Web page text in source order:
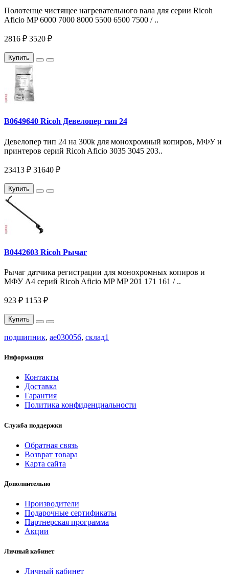
Полотенце чистящее нагревательного вала для серии Ricoh
Aficio MP 6000 7000 8000 5500 6500 7500 / ..
2816 ₽ 3520 ₽
Купить
B0649640 Ricoh Девелопер тип 24
Девелопер тип 24 на 300k для монохромный копиров, МФУ и
принтеров серий Ricoh Aficio 3035 3045 203..
23413 ₽ 31640 ₽
Купить
B0442603 Ricoh Рычаг
Рычаг датчика регистрации для монохромных копиров и
МФУ A4 серий Ricoh Aficio MP MP 201 171 161 / ..
923 ₽ 1153 ₽
Купить
подшипник, ae030056, склад1
Информация
Контакты
Доставка
Гарантия
Политика конфиденциальности
Служба поддержки
Обратная связь
Возврат товара
Карта сайта
Дополнительно
Производители
Подарочные сертификаты
Партнерская программа
Акции
Личный кабинет
Личный кабинет